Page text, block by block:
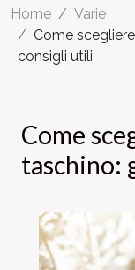
Home
Varie
Come
consigli utili
Come
taschino: